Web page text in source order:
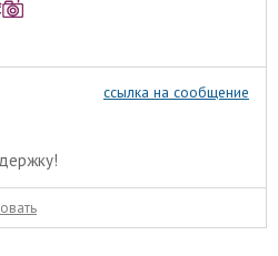
ссылка на сообщение